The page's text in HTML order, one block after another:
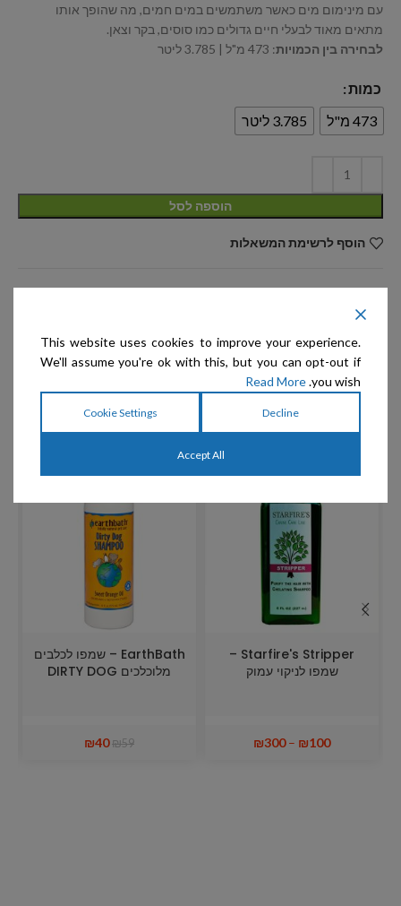
עם מינימום מים כאשר משתמשים במים חמים, מה שהופך אותו
מתאים מאוד לבעלי חיים גדולים כמו סוסים, בקר וצאן.
לבחירה בין הכמויות: 473 מ"ל | 3.785 ליטר
כמות
473 מ"ל
3.785 ליטר
הוספה לסל
הוסף לרשימת המשאלות
קטגוריות:
שיתוף:
מוצרים קשורים
Starfire's Stripper –
שמפו לניקוי עמוק
₪100
–
₪300
EarthBath – שמפו לכלבים
מלוכלכים DIRTY DOG
₪59
₪40
This website uses cookies to improve your experience.
We'll assume you're ok with this, but you can opt-out if
you wish.
Read More
Decline
Cookie Settings
Accept All